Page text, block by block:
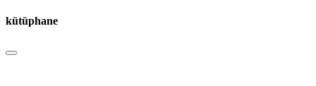
kütüphane